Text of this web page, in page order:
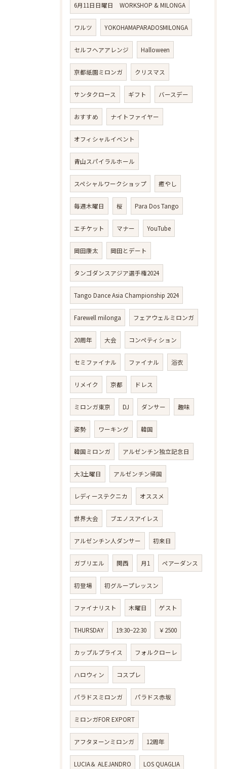
6月11日日曜日 WORKSHOP & MILONGA
ワルツ YOKOHAMAPARADOSMILONGA
セルフヘアアレンジ Halloween
京都祇園ミロンガ クリスマス
サンタクロース ギフト バースデー
おすすめ ナイトファイヤー
オフィシャルイベント
青山スパイラルホール
スペシャルワークショップ 癒やし
毎週木曜日 桜 Para Dos Tango
エチケット マナー YouTube
岡田康太 岡田とデート
タンゴダンスアジア選手権2024
Tango Dance Asia Championship 2024
Farewell milonga フェアウェルミロンガ
20周年 大会 コンペティション
セミファイナル ファイナル 浴衣
リメイク 京都 ドレス
ミロンガ東京 DJ ダンサー 趣味
姿勢 ワーキング 韓国
韓国ミロンガ アルゼンチン独立記念日
大3土曜日 アルゼンチン帰国
レディーステクニカ オススメ
世界大会 ブエノスアイレス
アルゼンチン人ダンサー 初来日
ガブリエル 関西 月1 ペアーダンス
初登場 初グループレッスン
ファイナリスト 木曜日 ゲスト
THURSDAY 19:30−22:30 ￥2500
カップルプライス フォルクローレ
ハロウィン コスプレ
パラドスミロンガ パラドス赤坂
ミロンガFOR EXPORT
アフタヌーンミロンガ 12周年
LUCIA＆ ALEJANDRO LOS QUAGLIA